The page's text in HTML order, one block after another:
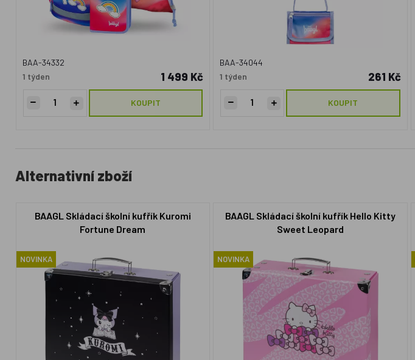
BAA-34332
1 týden
1 499 Kč
KOUPIT
BAA-34044
1 týden
261 Kč
KOUPIT
Alternativní zboží
BAAGL Skládací školní kufřík Kuromi
Fortune Dream
NOVINKA
BAAGL Skládací školní kufřík Hello Kitty
Sweet Leopard
NOVINKA